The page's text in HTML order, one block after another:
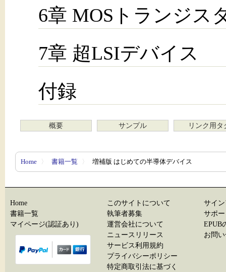
6章 MOSトランジス
7章 超LSIデバイス
付録
概要 サンプル リンク用タ
Home 〉 書籍一覧 〉 増補版 はじめての半導体デバイス
Home
書籍一覧
マイページ(認証あり)
このサイトについて
執筆者募集
運営会社について
ニュースリリース
サービス利用規約
プライバシーポリシー
特定商取引法に基づく
サイ
サポ
EPUB
お問